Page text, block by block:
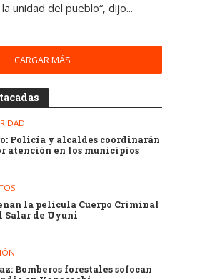
unidad del pueblo“, dijo...
CARGAR MÁS
Policía y alcaldes coordinarán
atención en los municipios
la película Cuerpo Criminal
Salar de Uyuni
Bomberos forestales sofocan